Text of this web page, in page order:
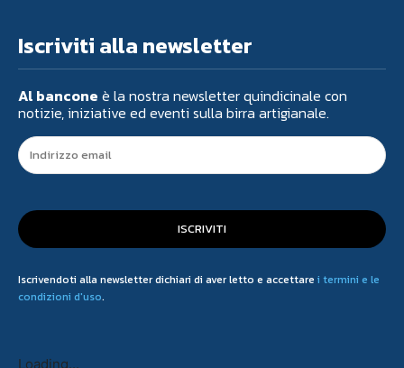
Iscriviti alla newsletter
Al bancone è la nostra newsletter quindicinale con
notizie, iniziative ed eventi sulla birra artigianale.
ISCRIVITI
Iscrivendoti alla newsletter dichiari di aver letto e accettare i termini e le
condizioni d'uso.
Loading...